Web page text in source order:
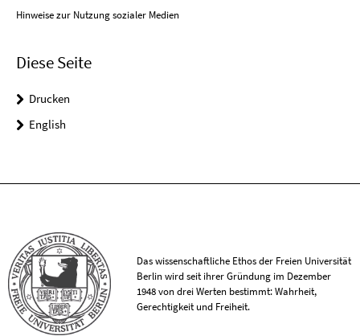
Hinweise zur Nutzung sozialer Medien
Diese Seite
Drucken
English
Das wissenschaftliche Ethos der Freien Universität
Berlin wird seit ihrer Gründung im Dezember
1948 von drei Werten bestimmt: Wahrheit,
Gerechtigkeit und Freiheit.